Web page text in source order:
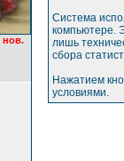
нов.
Система
компьютере.
лишь
сбора
Нажатием
условиями.